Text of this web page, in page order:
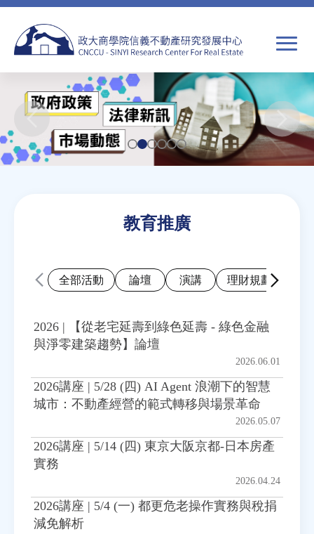
Jump
navigation
搜
尋
表
搜
關於我們
教育推廣
房市分析
房地產年鑑
電子報
教育推廣
全部活動 論壇 演講 理財規劃講座
2026 | 【從老宅延壽到綠色延壽 - 綠色金融
與淨零建築趨勢】論壇
2026.06.01
2026講座 | 5/28 (四) AI Agent 浪潮下的智慧
城市：不動產經營的範式轉移與場景革命
2026.05.07
2026講座 | 5/14 (四) 東京大阪京都-日本房產
實務
2026.04.24
2026講座 | 5/4 (一) 都更危老操作實務與稅捐
減免解析